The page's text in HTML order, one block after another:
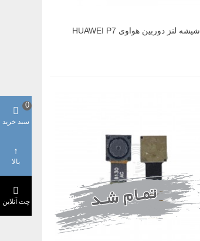
شیشه لنز دوربین هواوی HUAWEI P7
سبد خرید
0
بالا
چت آنلاین